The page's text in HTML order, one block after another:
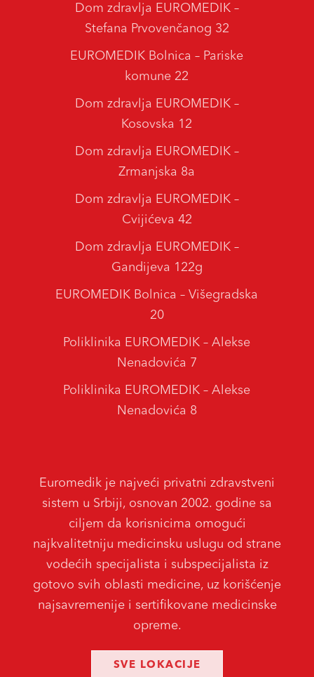
Euromedik je najveći privatni zdravstveni
sistem u Srbiji, osnovan 2002. godine sa
ciljem da korisnicima omogući
najkvalitetniju medicinsku uslugu od strane
vodećih specijalista i subspecijalista iz
gotovo svih oblasti medicine, uz korišćenje
najsavremenije i sertifikovane medicinske
opreme.
SVE LOKACIJE
Dom zdravlja EUROMEDIK –
Stefana Prvovenčanog 32
EUROMEDIK Bolnica – Pariske
komune 22
Dom zdravlja EUROMEDIK –
Kosovska 12
Dom zdravlja EUROMEDIK –
Zrmanjska 8a
Dom zdravlja EUROMEDIK –
Cvijićeva 42
Dom zdravlja EUROMEDIK –
Gandijeva 122g
EUROMEDIK Bolnica – Višegradska
20
Poliklinika EUROMEDIK – Alekse
Nenadovića 7
Poliklinika EUROMEDIK – Alekse
Nenadovića 8